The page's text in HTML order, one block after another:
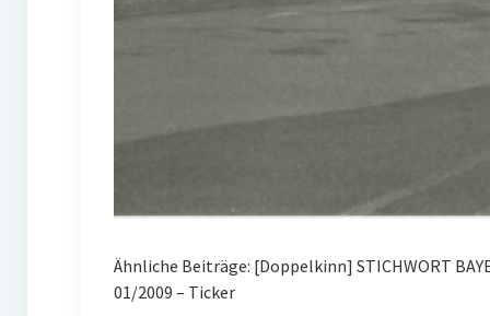
Ähnliche Beiträge: [Doppelkinn] STICHWORT
01/2009 – Ticker